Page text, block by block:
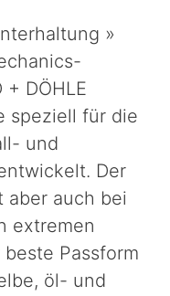
»
+ DÖHLE
speziell für die
und
Der
aber auch bei
extremen
Passform
öl- und